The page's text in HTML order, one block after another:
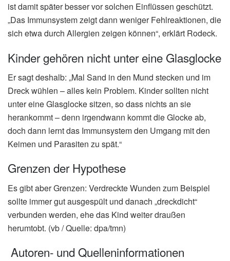
ist damit später besser vor solchen Einflüssen geschützt.
„Das Immunsystem zeigt dann weniger Fehlreaktionen, die
sich etwa durch Allergien zeigen können“, erklärt Rodeck.
Kinder gehören nicht unter eine Glasglocke
Er sagt deshalb: „Mal Sand in den Mund stecken und im
Dreck wühlen – alles kein Problem. Kinder sollten nicht
unter eine Glasglocke sitzen, so dass nichts an sie
herankommt – denn irgendwann kommt die Glocke ab,
doch dann lernt das Immunsystem den Umgang mit den
Keimen und Parasiten zu spät.“
Grenzen der Hypothese
Es gibt aber Grenzen: Verdreckte Wunden zum Beispiel
sollte immer gut ausgespült und danach „dreckdicht“
verbunden werden, ehe das Kind weiter draußen
herumtobt. (vb / Quelle: dpa/tmn)
Autoren- und Quelleninformationen